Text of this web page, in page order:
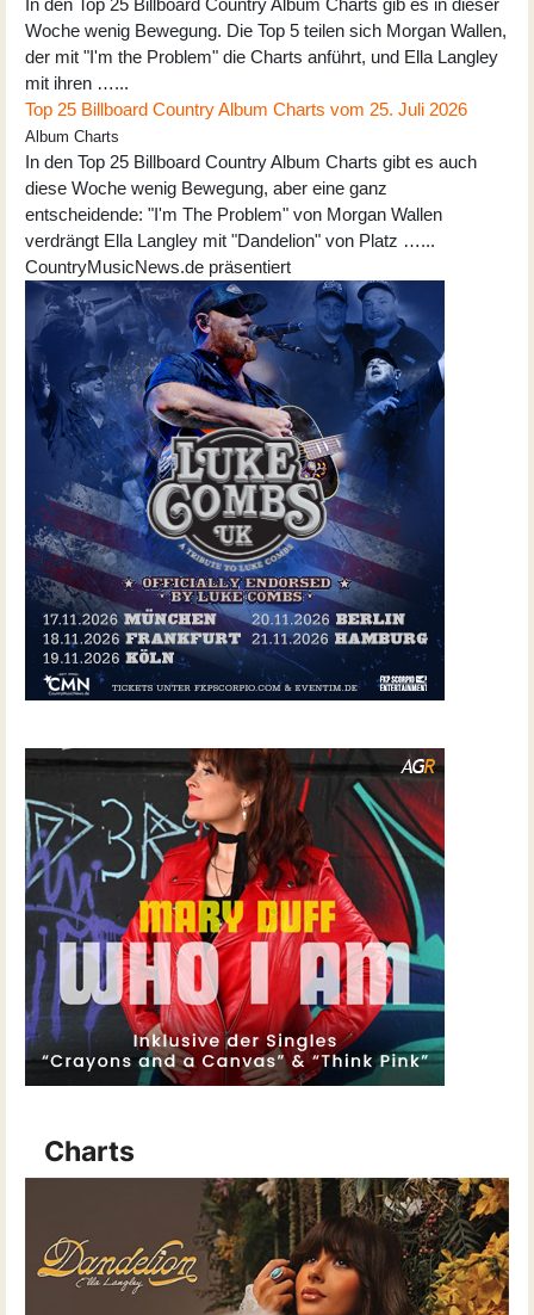
In den Top 25 Billboard Country Album Charts gib es in dieser
Woche wenig Bewegung. Die Top 5 teilen sich Morgan Wallen,
der mit "I'm the Problem" die Charts anführt, und Ella Langley
mit ihren …...
Top 25 Billboard Country Album Charts vom 25. Juli 2026
Album Charts
In den Top 25 Billboard Country Album Charts gibt es auch
diese Woche wenig Bewegung, aber eine ganz
entscheidende: "I'm The Problem" von Morgan Wallen
verdrängt Ella Langley mit "Dandelion" von Platz …...
CountryMusicNews.de präsentiert
Charts